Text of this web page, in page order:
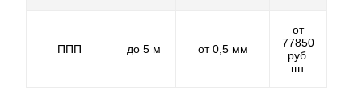
ППП до 5 м от 0,5 мм
от
77850
руб.
шт.